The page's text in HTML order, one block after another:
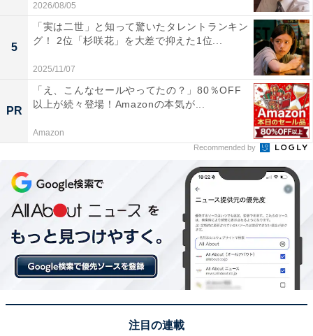
この記事の筆者：くま なかこ プロフィール
編集プロダクション出身のフリーランスエディター。編
集・執筆・校閲・SNS運用担当として月間120本以上の
コンテンツ制作に携わっています。得意なジャンルはラ
イフスタイル・金融・育児・エンタメ関連。
次ページ
5位までの全ランキング結果を見
2026/08/05
5
「実は二世」と知って驚いたタレントランキン
グ！ 2位「杉咲花」を大差で抑えた1位...
2025/11/07
PR
「え、こんなセールやってたの？」80％OFF
以上が続々登場！Amazonの本気が...
Amazon
Recommended by
注目の連載